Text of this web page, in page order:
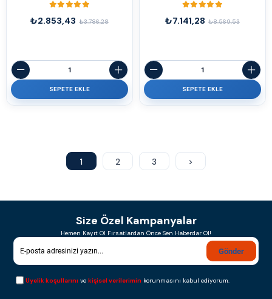
Minerali
₺2.853,43 ₺3.786,28
SEPETE EKLE
₺7.141,28 ₺8.569,53
SEPETE EKLE
1 2 3 >
Size Özel Kampanyalar
Hemen Kayıt Ol Fırsatlardan Önce Sen Haberdar Ol!
Gönder
Üyelik koşullarını vekişisel verilerimin korunmasını kabul ediyorum.